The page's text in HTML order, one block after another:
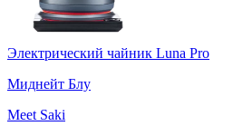
Электрический чайник Luna Pro
Миднейт Блу
Meet Saki